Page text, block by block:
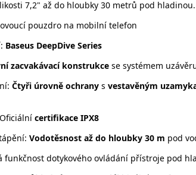
7,2" až do hloubky 30 metrů pod hladinou.
pouzdro na mobilní telefon
Baseus DeepDive Series
zacvakávací konstrukcese systémem
Čtyři úrovně ochranys vestavěným
certifikace IPX8
Vodotěsnost až do hloubky 30 m pod
funkčnost dotykového ovládání přístroje pod